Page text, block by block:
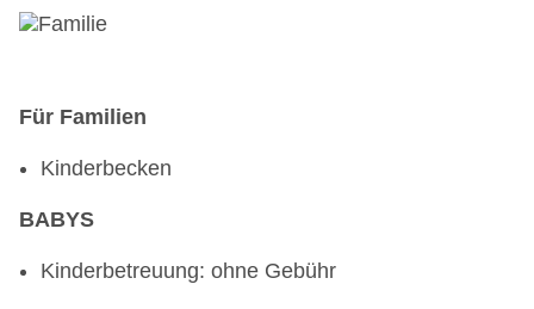
Für Familien
Kinderbecken
BABYS
Kinderbetreuung: ohne Gebühr